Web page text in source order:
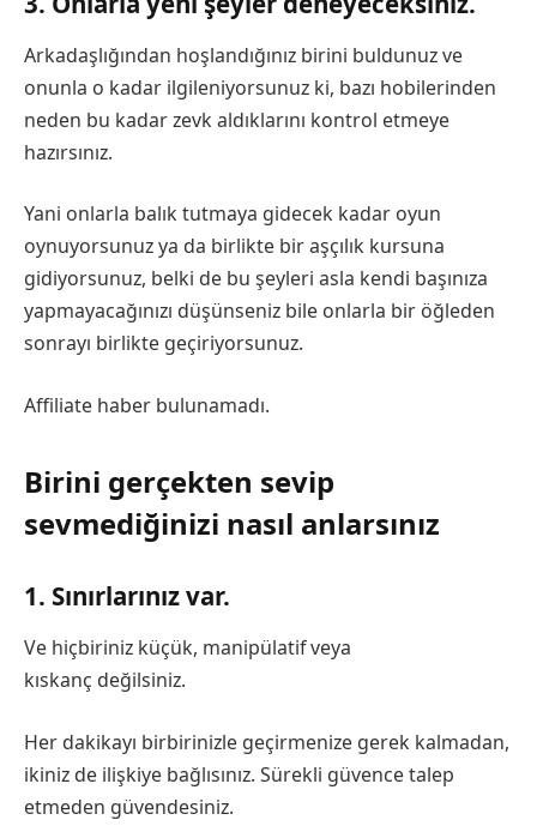
Arkadaşlığından hoşlandığınız birini buldunuz ve
onunla o kadar ilgileniyorsunuz ki, bazı hobilerinden
neden bu kadar zevk aldıklarını kontrol etmeye
hazırsınız.
Yani onlarla balık tutmaya gidecek kadar oyun
oynuyorsunuz ya da birlikte bir aşçılık kursuna
gidiyorsunuz, belki de bu şeyleri asla kendi başınıza
yapmayacağınızı düşünseniz bile onlarla bir öğleden
sonrayı birlikte geçiriyorsunuz.
Affiliate haber bulunamadı.
Birini gerçekten sevip
sevmediğinizi nasıl anlarsınız
1. Sınırlarınız var.
Ve hiçbiriniz küçük, manipülatif veya
kıskanç değilsiniz.
Her dakikayı birbirinizle geçirmenize gerek kalmadan,
ikiniz de ilişkiye bağlısınız. Sürekli güvence talep
etmeden güvendesiniz.